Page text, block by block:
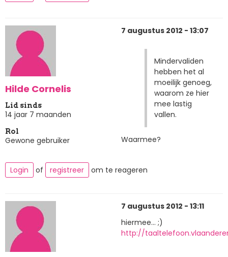
Hilde Cornelis
Lid sinds
14 jaar 7 maanden
Rol
Gewone gebruiker
7 augustus 2012 - 13:07
Mindervaliden
hebben het al
moeilijk genoeg,
waarom ze hier
mee lastig
vallen.
Waarmee?
Login of registreer om te reageren
7 augustus 2012 - 13:11
hiermee... ;)
http://